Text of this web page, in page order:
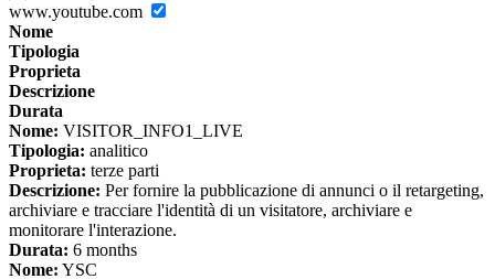
www.youtube.com
Nome
Tipologia
Proprieta
Descrizione
Durata
Nome: VISITOR_INFO1_LIVE
Tipologia: analitico
Proprieta: terze parti
Descrizione: Per fornire la pubblicazione di annunci o il retargeting,
archiviare e tracciare l'identità di un visitatore, archiviare e
monitorare l'interazione.
Durata: 6 months
Nome: YSC